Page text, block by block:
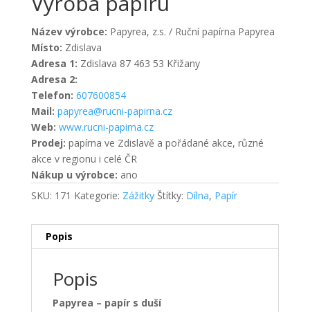
Název výrobce: Papyrea, z.s. / Ruční papírna Papyrea
Místo: Zdislava
Adresa 1: Zdislava 87 463 53 Křižany
Adresa 2:
Telefon: 607600854
Mail: papyrea@rucni-papirna.cz
Web: www.rucni-papirna.cz
Prodej: papírna ve Zdislavě a pořádané akce, různé
akce v regionu i celé ČR
Nákup u výrobce: ano
SKU: 171 Kategorie: Zážitky Štítky: Dílna, Papír
Popis
Popis
Papyrea – papír s duší